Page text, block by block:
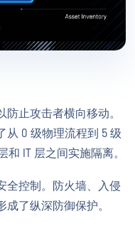
止攻击者横向移动。
从 0 级物理流程到 5 级
和 IT 层之间实施隔离。
全控制。防火墙、入侵
了纵深防御保护。